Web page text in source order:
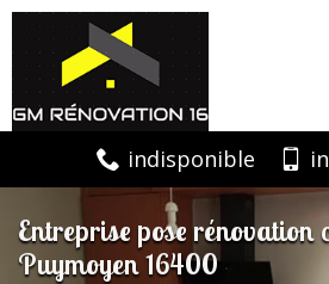
indisponible
Entreprise pose rénovation
Puymoyen 16400